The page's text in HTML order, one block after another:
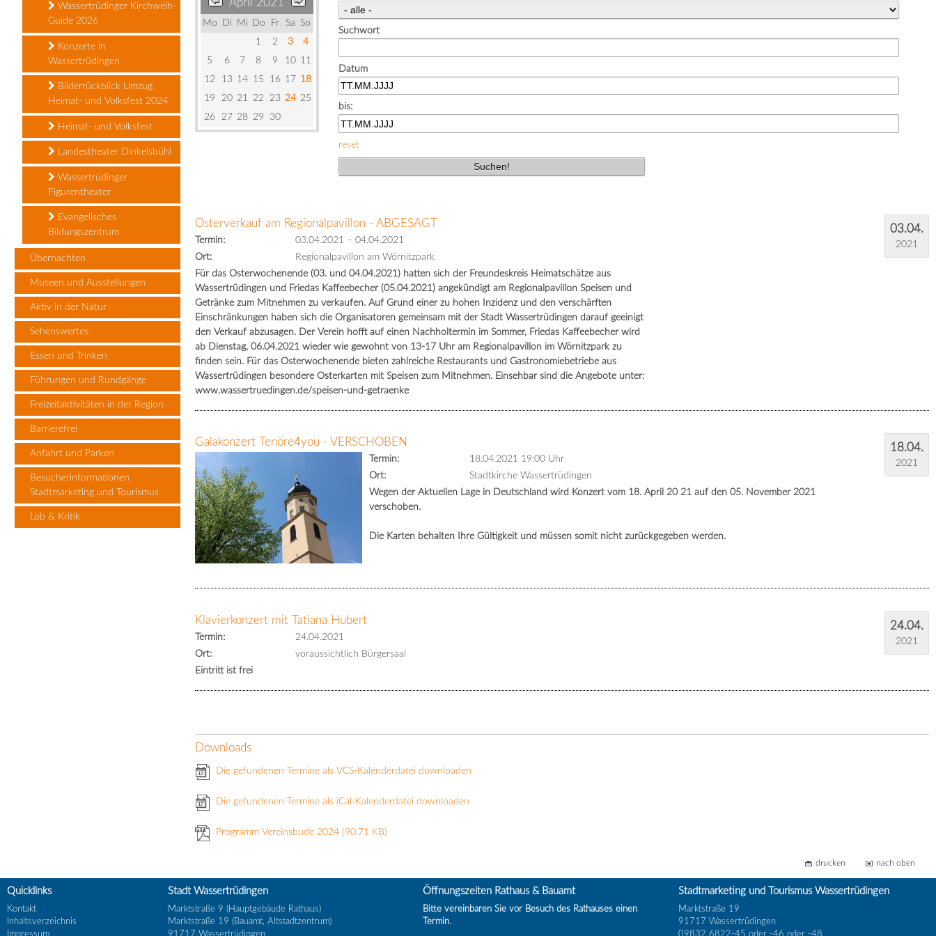
Wassertrüdinger Kirchweih-
Guide 2026
Konzerte in
Wassertrüdingen
Bilderrückblick Umzug
Heimat- und Volksfest 2024
Heimat- und Volksfest
Landestheater Dinkelsbühl
Wassertrüdinger
Figurentheater
Evangelisches
Bildungszentrum
Übernachten
Museen und Ausstellungen
Aktiv in der Natur
Sehenswertes
Essen und Trinken
Führungen und Rundgänge
Freizeitaktivitäten in der Region
Barrierefrei
Anfahrt und Parken
Besucherinformationen
Stadtmarketing und Tourismus
Lob & Kritik
April 2021
Mo Di Mi Do Fr Sa
So
1
2 3
4
5
6 7 8 9 10 11
12
13 14 15 16 17 18
19
20 21 22 23 24 25
26
27 28 29 30
Suchwort
Datum
bis:
reset
03.04.
2021
Osterverkauf am Regionalpavillon - ABGESAGT
Termin: 03.04.2021 – 04.04.2021
Ort:
Regionalpavillon am Wörnitzpark
Für das Osterwochenende (03. und 04.04.2021) hatten sich der Freundeskreis Heimatschätze aus
Wassertrüdingen und Friedas Kaffeebecher (05.04.2021) angekündigt am Regionalpavillon Speisen und
Getränke zum Mitnehmen zu verkaufen. Auf Grund einer zu hohen Inzidenz und den verschärften
Einschränkungen haben sich die Organisatoren gemeinsam mit der Stadt Wassertrüdingen darauf geeinigt
den Verkauf abzusagen. Der Verein hofft auf einen Nachholtermin im Sommer, Friedas Kaffeebecher wird
ab Dienstag, 06.04.2021 wieder wie gewohnt von 13-17 Uhr am Regionalpavillon im Wörnitzpark zu
finden sein. Für das Osterwochenende bieten zahlreiche Restaurants und Gastronomiebetriebe aus
Wassertrüdingen besondere Osterkarten mit Speisen zum Mitnehmen. Einsehbar sind die Angebote unter:
www.wassertruedingen.de/speisen-und-getraenke
18.04.
2021
Galakonzert Tenöre4you - VERSCHOBEN
Termin:
18.04.2021 19:00 Uhr
Ort:
Stadtkirche Wassertrüdingen
Wegen der Aktuellen Lage in Deutschland wird Konzert vom 18. April 20 21 auf den 05. November 2021
verschoben.
Die Karten behalten Ihre Gültigkeit und müssen somit nicht zurückgegeben werden.
24.04.
2021
Klavierkonzert mit Tatiana Hubert
Termin:
24.04.2021
Ort:
voraussichtlich Bürgersaal
Eintritt ist frei
Downloads
Die gefundenen Termine als VCS-Kalenderdatei downloaden
Die gefundenen Termine als iCal-Kalenderdatei downloaden
Programm Vereinsbude 2024 (90.71 KB)
drucken nach oben
Quicklinks
Kontakt
Inhaltsverzeichnis
Impressum
Stadt Wassertrüdingen
Marktstraße 9 (Hauptgebäude Rathaus)
Marktstraße 19 (Bauamt, Altstadtzentrum)
91717 Wassertrüdingen
Öffnungszeiten Rathaus & Bauamt
Bitte vereinbaren Sie vor Besuch des Rathauses einen
Termin.
Stadtmarketing und Tourismus Wassertrüdingen
Marktstraße 19
91717 Wassertrüdingen
09832 6822-45 oder -46 oder -48